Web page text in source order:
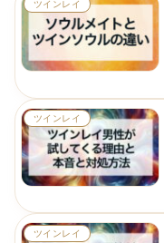
ツインレイ
ツインレイ
ツインレイ